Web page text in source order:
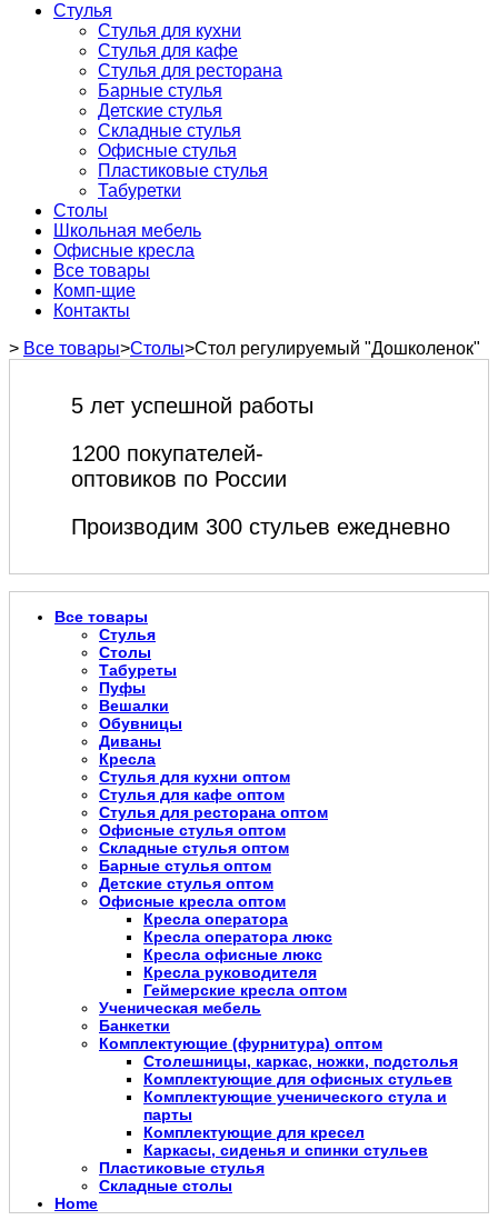
Стулья
Стулья для кухни
Стулья для кафе
Стулья для ресторана
Барные стулья
Детские стулья
Складные стулья
Офисные стулья
Пластиковые стулья
Табуретки
Столы
Школьная мебель
Офисные кресла
Все товары
Комп-щие
Контакты
> Все товары>Столы>Стол регулируемый "Дошколенок"
5 лет успешной работы
1200 покупателей-
оптовиков по России
Производим 300 стульев ежедневно
Все товары
Стулья
Столы
Табуреты
Пуфы
Вешалки
Обувницы
Диваны
Кресла
Стулья для кухни оптом
Стулья для кафе оптом
Стулья для ресторана оптом
Офисные стулья оптом
Складные стулья оптом
Барные стулья оптом
Детские стулья оптом
Офисные кресла оптом
Кресла оператора
Кресла оператора люкс
Кресла офисные люкс
Кресла руководителя
Геймерские кресла оптом
Ученическая мебель
Банкетки
Комплектующие (фурнитура) оптом
Столешницы, каркас, ножки, подстолья
Комплектующие для офисных стульев
Комплектующие ученического стула и
парты
Комплектующие для кресел
Каркасы, сиденья и спинки стульев
Пластиковые стулья
Складные столы
Home